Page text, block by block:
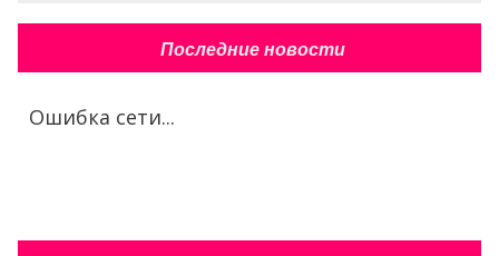
Последние новости
Ошибка сети...